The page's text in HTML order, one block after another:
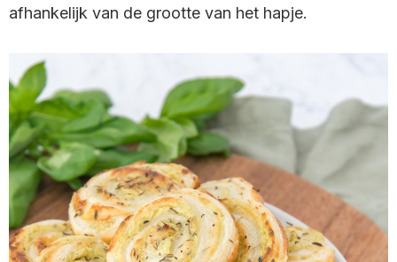
afhankelijk van de grootte van het hapje.